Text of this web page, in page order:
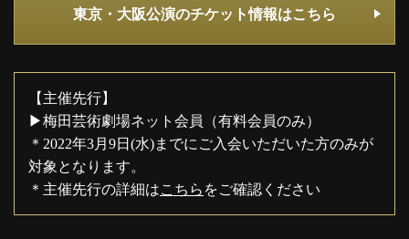
東京・大阪公演のチケット情報はこちら
【主催先行】
▶梅田芸術劇場ネット会員（有料会員のみ）
＊2022年3月9日(水)までにご入会いただいた方のみが
対象となります。
＊主催先行の詳細はこちら をご確認ください